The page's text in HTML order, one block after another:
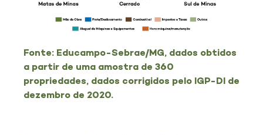
Fonte: Educampo-Sebrae/MG, dados obtidos
a partir de uma amostra de 360
propriedades, dados corrigidos pelo IGP-DI de
dezembro de 2020.